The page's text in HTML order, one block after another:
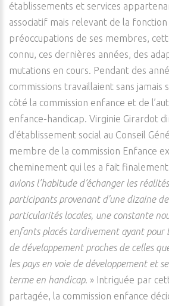
établissements et services
associatif mais relevant de la
préoccupations de ses membres,
connu, ces dernières années, des
mutations en cours. Pendant des
commissions travaillaient sans jamais
côté la commission enfance et de
enfance-handicap. Virginie Girardot
d'établissement social au Conseil
membre de la commission Enfance
cheminement qui les a fait
avions l’habitude d’échanger les
participants provenant d'une dizaine
particularités locales, une constante
enfants placés tardivement ayant pour
de développement proches de celles
les pays en voie de développement et
terme en handicap. » Intriguée par
partagée, la commission enfance